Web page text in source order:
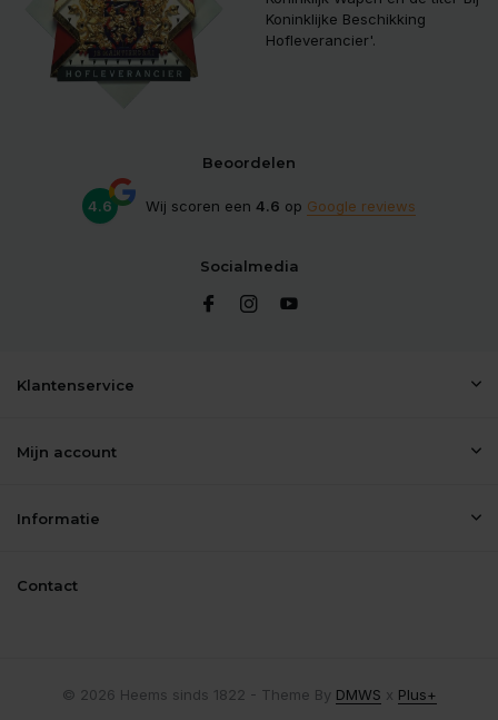
Koninklijke Beschikking
Hofleverancier'.
Beoordelen
4.6 Wij scoren een 4.6 op Google reviews
Socialmedia
Klantenservice
Mijn account
Informatie
Contact
© 2026 Heems sinds 1822 - Theme By DMWS x Plus+